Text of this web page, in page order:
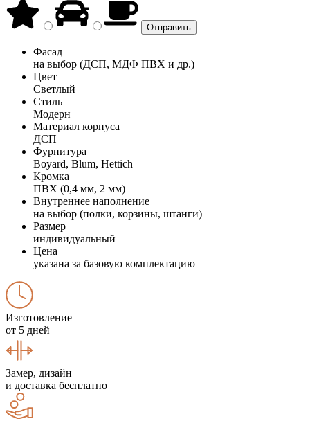
Фасад
на выбор (ДСП, МДФ ПВХ и др.)
Цвет
Светлый
Стиль
Модерн
Материал корпуса
ДСП
Фурнитура
Boyard, Blum, Hettich
Кромка
ПВХ (0,4 мм, 2 мм)
Внутреннее наполнение
на выбор (полки, корзины, штанги)
Размер
индивидуальный
Цена
указана за базовую комплектацию
Изготовление
от 5 дней
Замер, дизайн
и доставка бесплатно